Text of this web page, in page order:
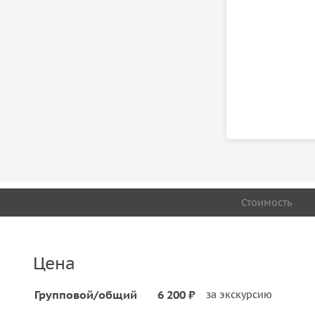
Стоимость
Цена
Групповой/общий 6 200 ₽ за экскурсию